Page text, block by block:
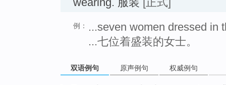
例：
...seven women dressed in
...七位着盛装的女士。
双语例句 原声例句 权威例句